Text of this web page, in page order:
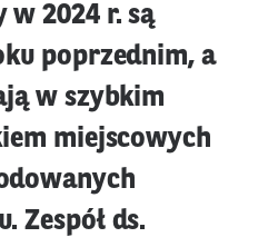
w 2024 r. są
poprzednim, a
w szybkim
miejscowych
Zespół ds.